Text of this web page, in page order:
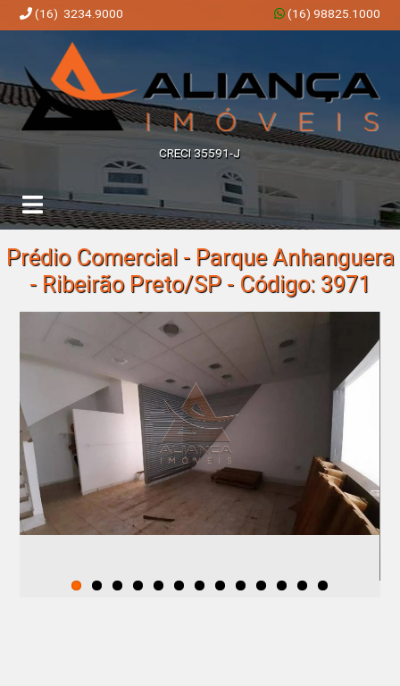
(16) 3234.9000 (16) 98825.1000
CRECI 35591-J
Prédio Comercial - Parque Anhanguera
- Ribeirão Preto/SP - Código: 3971